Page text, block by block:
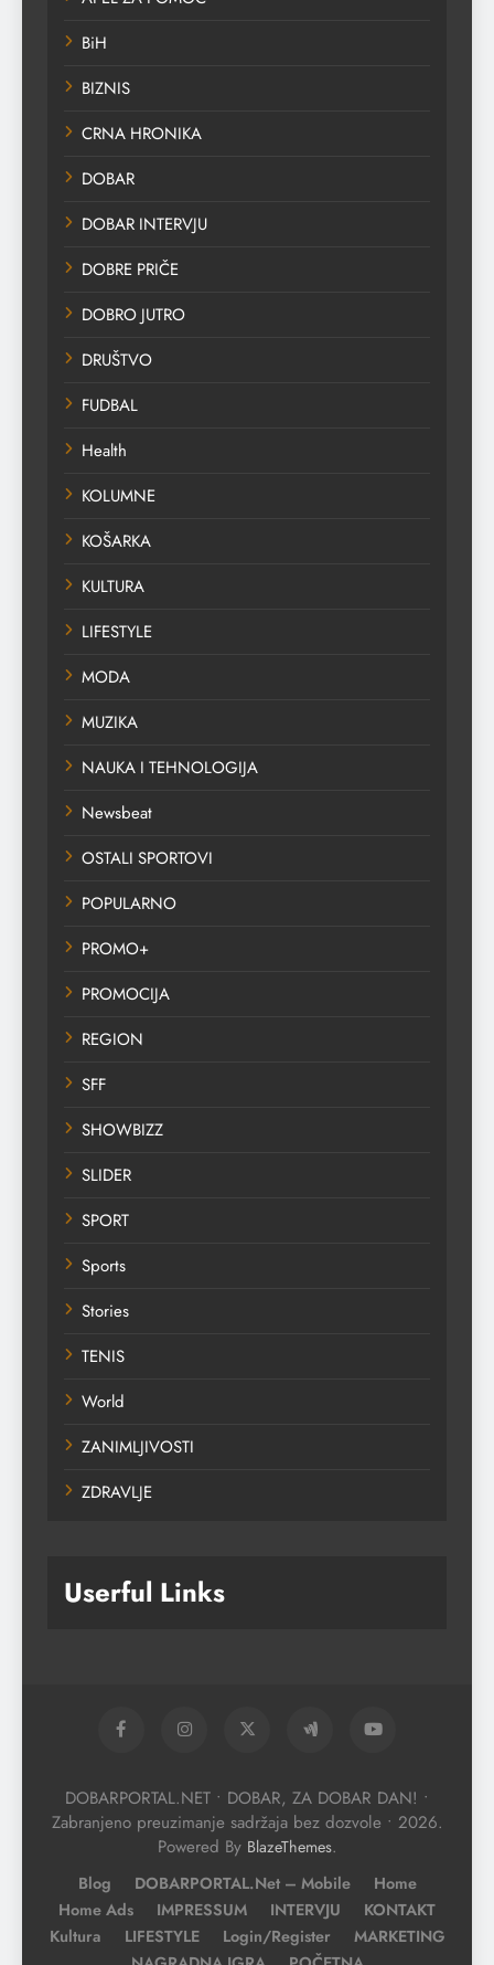
BiH
BIZNIS
CRNA HRONIKA
DOBAR
DOBAR INTERVJU
DOBRE PRIČE
DOBRO JUTRO
DRUŠTVO
FUDBAL
Health
KOLUMNE
KOŠARKA
KULTURA
LIFESTYLE
MODA
MUZIKA
NAUKA I TEHNOLOGIJA
Newsbeat
OSTALI SPORTOVI
POPULARNO
PROMO+
PROMOCIJA
REGION
SFF
SHOWBIZZ
SLIDER
SPORT
Sports
Stories
TENIS
World
ZANIMLJIVOSTI
ZDRAVLJE
Userful Links
DOBARPORTAL.NET • DOBAR, ZA DOBAR DAN! •
Zabranjeno preuzimanje sadržaja bez dozvole • 2026.
Powered By BlazeThemes.
Blog DOBARPORTAL.net – Mobile
Home
Home Ads
IMPRESSUM INTERVJU
KONTAKT
Kultura
LIFESTYLE Login/Register
MARKETING